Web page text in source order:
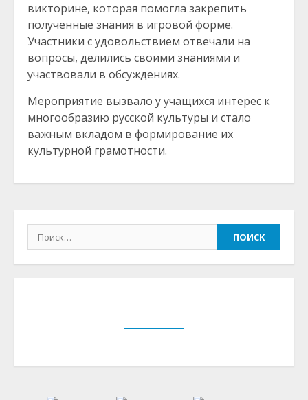
викторине, которая помогла закрепить
полученные знания в игровой форме.
Участники с удовольствием отвечали на
вопросы, делились своими знаниями и
участвовали в обсуждениях.
Мероприятие вызвало у учащихся интерес к
многообразию русской культуры и стало
важным вкладом в формирование их
культурной грамотности.
Найти: